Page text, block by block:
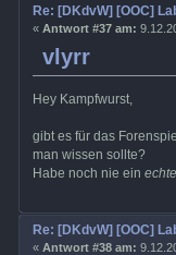
vlyrr
Re: [DKdvW] [OOC]
« Antwort #37 am:
Hey Kampfwurst,
gibt es für das
man wissen sollte?
Habe noch nie ein
Re: [DKdvW] [OOC]
« Antwort #38 am: